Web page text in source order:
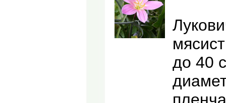
до 40